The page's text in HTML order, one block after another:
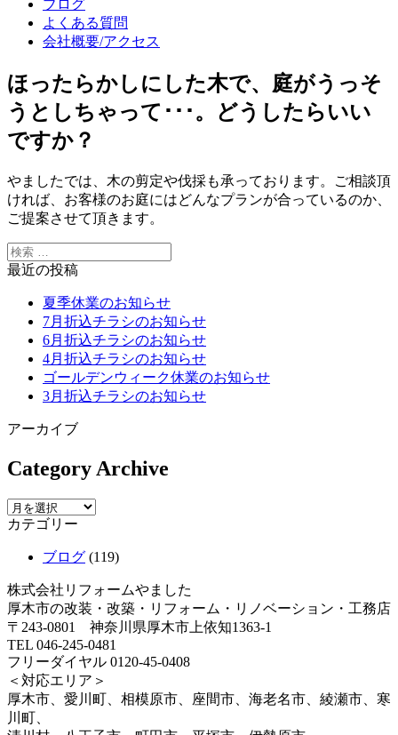
ブログ
よくある質問
会社概要/アクセス
ほったらかしにした木で、庭がうっそ
うとしちゃって･･･。どうしたらいい
ですか？
やましたでは、木の剪定や伐採も承っております。ご相談頂
ければ、お客様のお庭にはどんなプランが合っているのか、
ご提案させて頂きます。
最近の投稿
夏季休業のお知らせ
7月折込チラシのお知らせ
6月折込チラシのお知らせ
4月折込チラシのお知らせ
ゴールデンウィーク休業のお知らせ
3月折込チラシのお知らせ
アーカイブ
Category Archive
カテゴリー
ブログ (119)
株式会社リフォームやました
厚木市の改装・改築・リフォーム・リノベーション・工務店
〒243-0801 神奈川県厚木市上依知1363-1
TEL 046-245-0481
フリーダイヤル 0120-45-0408
＜対応エリア＞
厚木市、愛川町、相模原市、座間市、海老名市、綾瀬市、寒
川町、